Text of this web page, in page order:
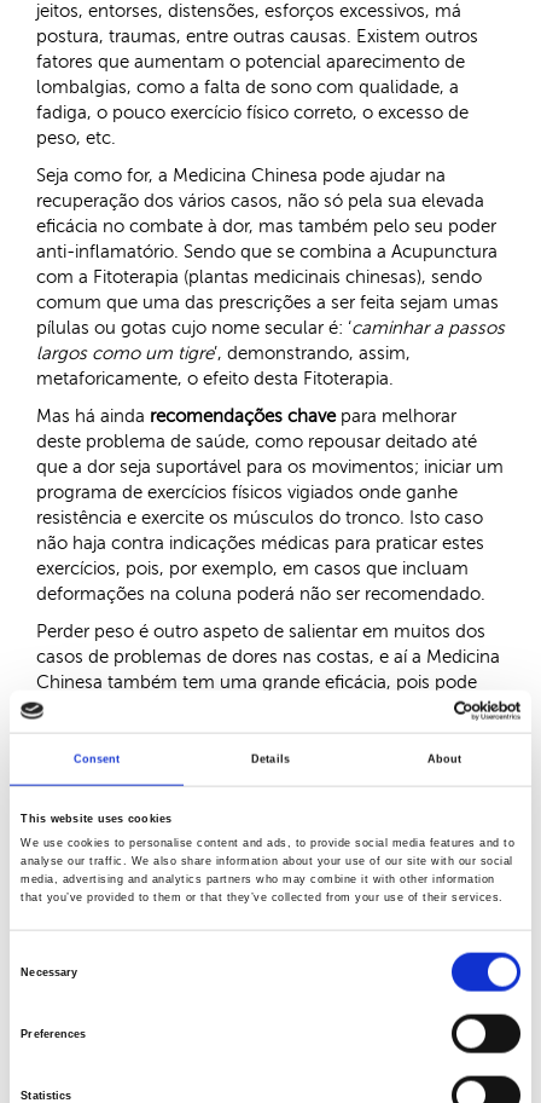
Consent Details About
This website uses cookies
We use cookies to personalise content and ads, to provide social media features and to
analyse our traffic. We also share information about your use of our site with our social
media, advertising and analytics partners who may combine it with other information
that you’ve provided to them or that they’ve collected from your use of their services.
Necessary
Preferences
Statistics
jeitos, entorses, distensões, esforços excessivos, má
postura, traumas, entre outras causas. Existem outros
fatores que aumentam o potencial aparecimento de
lombalgias, como a falta de sono com qualidade, a
fadiga, o pouco exercício físico correto, o excesso de
peso, etc.
Seja como for, a Medicina Chinesa pode ajudar na
recuperação dos vários casos, não só pela sua elevada
eficácia no combate à dor, mas também pelo seu poder
anti-inflamatório. Sendo que se combina a Acupunctura
com a Fitoterapia (plantas medicinais chinesas), sendo
comum que uma das prescrições a ser feita sejam umas
pílulas ou gotas cujo nome secular é: ‘caminhar a passos
largos como um tigre’, demonstrando, assim,
metaforicamente, o efeito desta Fitoterapia.
Mas há ainda recomendações chavepara melhorar
deste problema de saúde, como repousar deitado até
que a dor seja suportável para os movimentos; iniciar um
programa de exercícios físicos vigiados onde ganhe
resistência e exercite os músculos do tronco. Isto caso
não haja contra indicações médicas para praticar estes
exercícios, pois, por exemplo, em casos que incluam
deformações na coluna poderá não ser recomendado.
Perder peso é outro aspeto de salientar em muitos dos
casos de problemas de dores nas costas, e aí a Medicina
Chinesa também tem uma grande eficácia, pois pode
conjugar uma perda lenta e saudável de peso com o
tratamento para as lombalgias, apesar de ser sempre
necessário um regime personalizado para auxiliar no
emagrecimento, que pode ser generalizado ou
localizado, conforme os casos.
Leia aqui um artigodo SapoLifestyle sobre o tema:
recomenda acupunctura como tratamento prioritário para
dores de costas"
Partilhar: